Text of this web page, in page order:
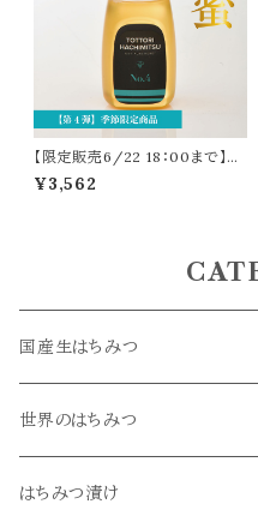
【限定販売6/22 18：00まで】24
時間以内発送『極蜜』第4弾（ソヨ
ゴ・リョウブ）300g
¥3,562
国産生はちみつ
菜の花・桜
蓮華・藤
世界のはちみつ
アカシア
はちみつ漬け